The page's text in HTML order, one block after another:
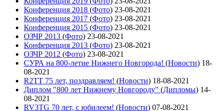
Конференция 2018 (Фото) 23-08-2021
Конференция 2017 (Фото) 23-08-2021
Конференция 2015 (Фото) 23-08-2021
ОЗЧР 2013 (Фото) 23-08-2021
Конференция 2013 (Фото) 23-08-2021
ОЗЧР 2012 (Фото) 23-08-2021
СУРА на 800-летие Нижнего Новгорода! (Новости) 18-
08-2021
R2TT 75 лет, поздравляем! (Новости) 18-08-2021
Диплом "800 лет Нижнему Новгороду" (Дипломы) 14-
08-2021
RV3TG 70 лет, с юбилеем! (Новости) 07-08-2021